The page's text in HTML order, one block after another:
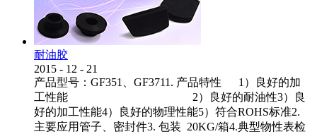
耐油胶
2015 - 12 - 21
产品型号：GF351、GF3711. 产品特性 1）良好的加
工性能 2）良好的耐油性3）良
好的加工性能4）良好的物理性能5）符合ROHS标准2.
主要应用管子、密封件3. 包装 20KG/箱4.典型物性表检